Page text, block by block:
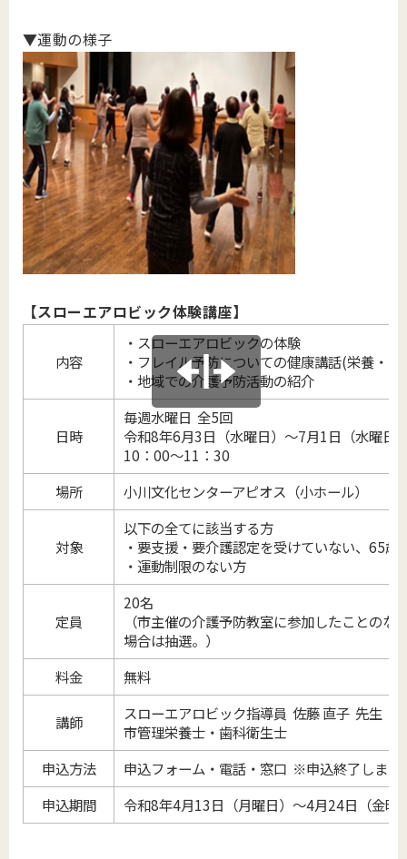
▼運動の様子
【スローエアロビック体験講座】
内容
・スローエアロビックの体験
・フレイル予防についての健康講話(栄養・口
・地域での介護予防活動の紹介
日時
毎週水曜日 全5回
令和8年6月3日（水曜日）～7月1日（水曜日
10：00～11：30
場所
小川文化センターアピオス（小ホール）
対象
以下の全てに該当する方
・要支援・要介護認定を受けていない、65歳
・運動制限のない方
定員
20名
（市主催の介護予防教室に参加したことのな
場合は抽選。）
料金
無料
講師
スローエアロビック指導員 佐藤 直子 先生
市管理栄養士・歯科衛生士
申込方法
申込フォーム・電話・窓口 ※申込終了しまし
申込期間
令和8年4月13日（月曜日）～4月24日（金曜